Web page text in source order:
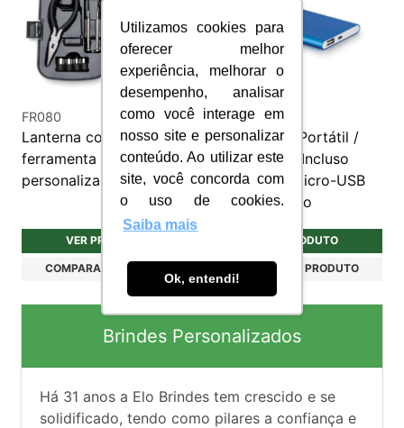
Utilizamos cookies para
oferecer melhor
experiência, melhorar o
desempenho, analisar
como você interage em
nosso site e personalizar
conteúdo. Ao utilizar este
site, você concorda com
o uso de cookies.
Saiba mais
Ok, entendi!
FR080
Lanterna com kit
ferramenta 19 peças
personalizada
VER PRODUTO
COMPARAR PRODUTO
INF005
Carregador Portátil /
Power Bank Incluso
Cabo USB/micro-USB
Personalizado
VER PRODUTO
COMPARAR PRODUTO
Brindes Personalizados
Há 31 anos a Elo Brindes tem crescido e se
solidificado, tendo como pilares a confiança e